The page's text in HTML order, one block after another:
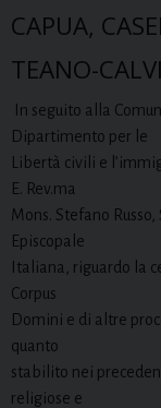
CAPUA,
TEANO-CALVI
In seguito alla
Dipartimento per le
Libertà civili e
E. Rev.ma
Mons. Stefano
Episcopale
Italiana, riguardo la
Corpus
Domini e di altre
quanto
stabilito nei
religiose e